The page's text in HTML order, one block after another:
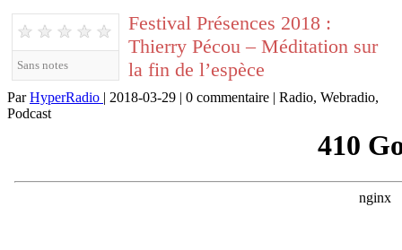
★ ★ ★ ★ ★
Sans notes
Festival Présences 2018 :
Thierry Pécou – Méditation sur
la fin de l’espèce
ParHyperRadio | 2018-03-29 | 0 commentaire | Radio, Webradio,
Podcast